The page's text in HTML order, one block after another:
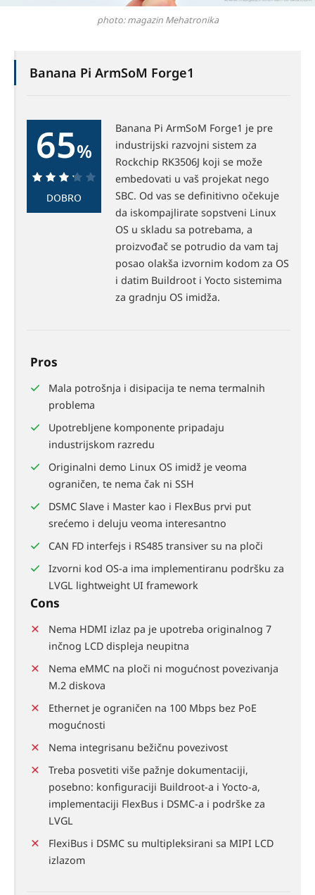
photo: magazin Mehatronika
Banana Pi ArmSoM Forge1
65%
65%
DOBRO
Banana Pi ArmSoM Forge1 je pre
industrijski razvojni sistem za
Rockchip RK3506J koji se može
embedovati u vaš projekat nego
SBC. Od vas se definitivno očekuje
da iskompajlirate sopstveni Linux
OS u skladu sa potrebama, a
proizvođač se potrudio da vam taj
posao olakša izvornim kodom za OS
i datim Buildroot i Yocto sistemima
za gradnju OS imidža.
Pros
Mala potrošnja i disipacija te nema termalnih
problema
Upotrebljene komponente pripadaju
industrijskom razredu
Originalni demo Linux OS imidž je veoma
ograničen, te nema čak ni SSH
DSMC Slave i Master kao i FlexBus prvi put
srećemo i deluju veoma interesantno
CAN FD interfejs i RS485 transiver su na ploči
Izvorni kod OS-a ima implementiranu podršku za
LVGL lightweight UI framework
Cons
Nema HDMI izlaz pa je upotreba originalnog 7
inčnog LCD displeja neupitna
Nema eMMC na ploči ni mogućnost povezivanja
M.2 diskova
Ethernet je ograničen na 100 Mbps bez PoE
mogućnosti
Nema integrisanu bežičnu povezivost
Treba posvetiti više pažnje dokumentaciji,
posebno: konfiguraciji Buildroot-a i Yocto-a,
implementaciji FlexBus i DSMC-a i podrške za
LVGL
FlexiBus i DSMC su multipleksirani sa MIPI LCD
izlazom